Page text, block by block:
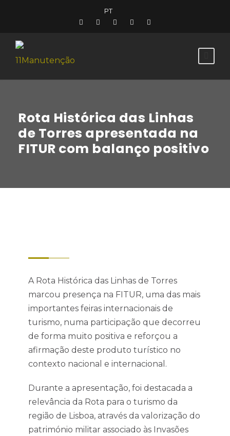
PT
Rota Histórica das Linhas
de Torres apresentada na
FITUR com balanço positivo
A Rota Histórica das Linhas de Torres
marcou presença na FITUR, uma das mais
importantes feiras internacionais de
turismo, numa participação que decorreu
de forma muito positiva e reforçou a
afirmação deste produto turístico no
contexto nacional e internacional.
Durante a apresentação, foi destacada a
relevância da Rota para o turismo da
região de Lisboa, através da valorização do
património militar associado às Invasões